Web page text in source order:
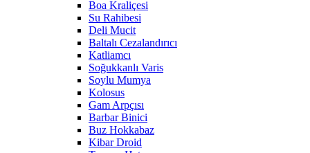
Boa Kraliçesi
Su Rahibesi
Deli Mucit
Baltalı Cezalandırıcı
Katliamcı
Soğukkanlı Varis
Soylu Mumya
Kolosus
Gam Arpçısı
Barbar Binici
Buz Hokkabaz
Kibar Droid